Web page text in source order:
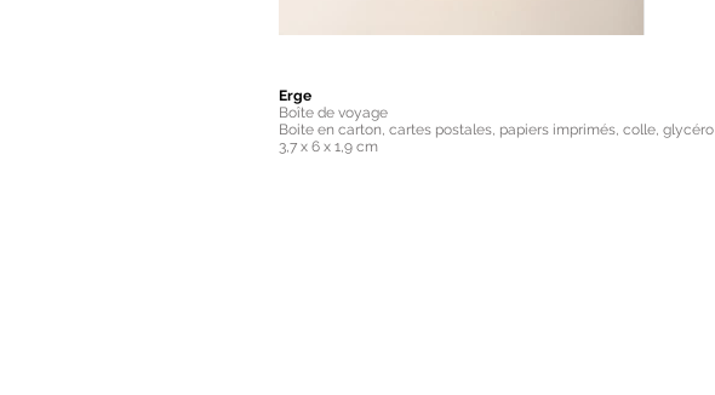
Erge
Boîte de voyage
Boite en carton, cartes postales, papiers imprimés, colle, glycéro
3,7 x 6 x 1,9 cm